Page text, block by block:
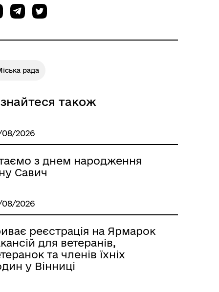
рада
також
2026
з днем народження
Савич
2026
реєстрація на Ярмарок
для ветеранів,
та членів їхніх
у Вінниці